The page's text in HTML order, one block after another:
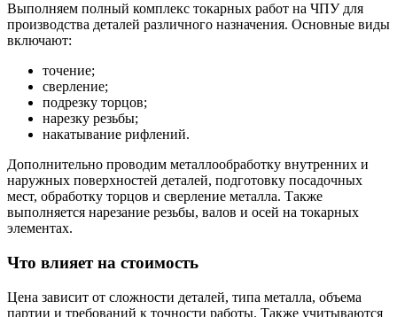
Выполняем полный комплекс токарных работ на ЧПУ для
производства деталей различного назначения. Основные виды
включают:
точение;
сверление;
подрезку торцов;
нарезку резьбы;
накатывание рифлений.
Дополнительно проводим металлообработку внутренних и
наружных поверхностей деталей, подготовку посадочных
мест, обработку торцов и сверление металла. Также
выполняется нарезание резьбы, валов и осей на токарных
элементах.
Что влияет на стоимость
Цена зависит от сложности деталей, типа металла, объема
партии и требований к точности работы. Также учитываются